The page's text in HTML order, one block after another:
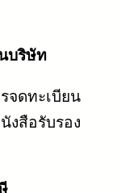
บริษัท
จดทะเบียน
งสือรับรอง